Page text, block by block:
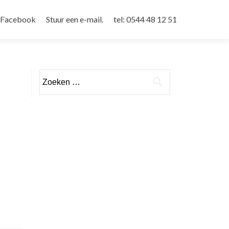
Facebook Stuur een e-mail. tel: 0544 48 12 51
naar: